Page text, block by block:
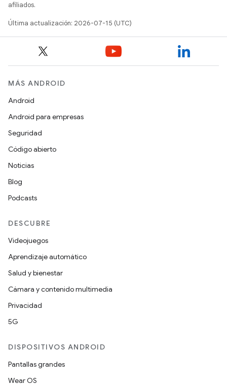
afiliados.
Última actualización: 2026-07-15 (UTC)
MÁS ANDROID
Android
Android para empresas
Seguridad
Código abierto
Noticias
Blog
Podcasts
DESCUBRE
Videojuegos
Aprendizaje automático
Salud y bienestar
Cámara y contenido multimedia
Privacidad
5G
DISPOSITIVOS ANDROID
Pantallas grandes
Wear OS